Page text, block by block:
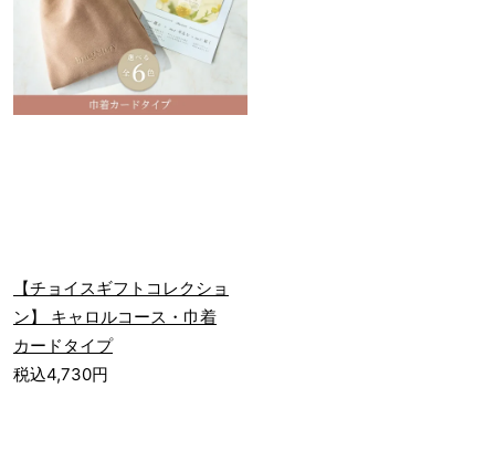
【チョイスギフトコレクショ
ン】 キャロルコース・巾着
カードタイプ
税込4,730円